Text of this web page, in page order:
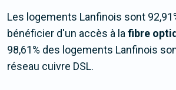
Les logements Lanfinois sont
bénéficier d'un accès à lafibre
98,61% des logements Lanfinois
réseau cuivre DSL.